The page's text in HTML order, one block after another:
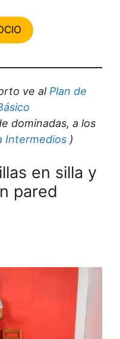
ve al Plan de
dominadas, a los
Intermedios)
en silla y
pared